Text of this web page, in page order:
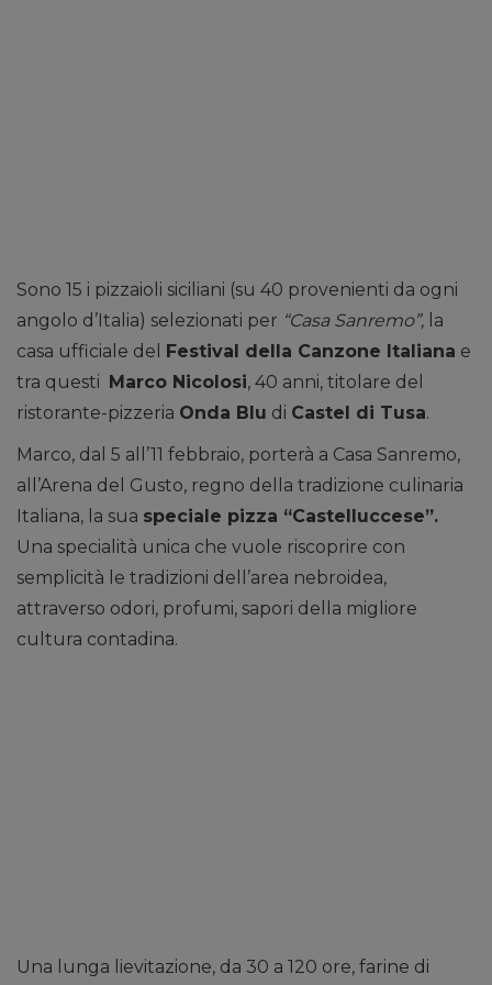
Sono 15 i pizzaioli siciliani (su 40 provenienti da ogni
angolo d’Italia) selezionati per “Casa Sanremo”, la
casa ufficiale del Festival della Canzone Italiana e
tra questi Marco Nicolosi, 40 anni, titolare del
ristorante-pizzeria Onda Blu di Castel di Tusa.
Marco, dal 5 all’11 febbraio, porterà a Casa Sanremo,
all’Arena del Gusto, regno della tradizione culinaria
Italiana, la sua speciale pizza “Castelluccese”.
Una specialità unica che vuole riscoprire con
semplicità le tradizioni dell’area nebroidea,
attraverso odori, profumi, sapori della migliore
cultura contadina.
Una lunga lievitazione, da 30 a 120 ore, farine di